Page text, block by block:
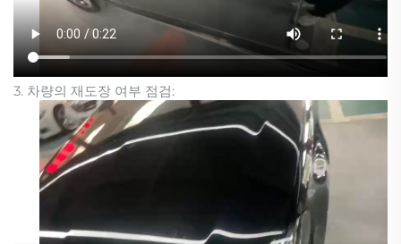
3. 차량의 재도장 여부 점검: